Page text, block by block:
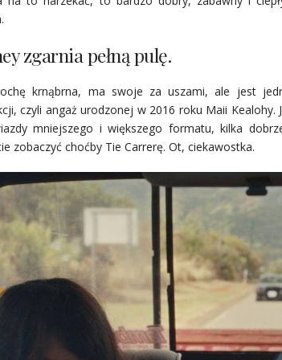
zgarnia pełną pulę.
krnąbrna, ma swoje za uszami, ale jest
czyli angaż urodzonej w 2016 roku Maii
mniejszego i większego formatu, kilka
zobaczyć choćby Tie Carrerę. Ot, ciekawostka.